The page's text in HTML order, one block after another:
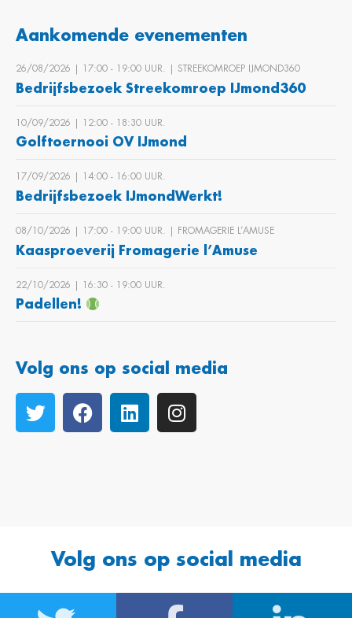
Aankomende evenementen
26/08/2026 | 17:00 ‐ 19:00 UUR. | STREEKOMROEP IJMOND360
Bedrijfsbezoek Streekomroep IJmond360
10/09/2026 | 12:00 ‐ 18:30 UUR.
Golftoernooi OV IJmond
17/09/2026 | 14:00 ‐ 16:00 UUR.
Bedrijfsbezoek IJmondWerkt!
08/10/2026 | 17:00 ‐ 19:00 UUR. | FROMAGERIE L’AMUSE
Kaasproeverij Fromagerie l’Amuse
22/10/2026 | 16:30 ‐ 19:00 UUR.
Padellen!
Volg ons op social media
Volg ons op social media